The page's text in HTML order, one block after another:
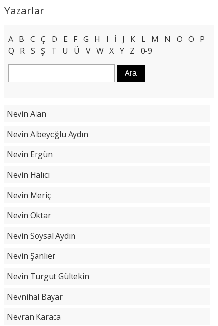
Yazarlar
A B C Ç D E F G H I İ J K L M N O Ö
P
Q
R S Ş T U Ü V W X Y Z 0-9
Nevin Alan
Nevin Albeyoğlu Aydın
Nevin Ergün
Nevin Halıcı
Nevin Meriç
Nevin Oktar
Nevin Soysal Aydın
Nevin Şanlıer
Nevin Turgut Gültekin
Nevnihal Bayar
Nevran Karaca